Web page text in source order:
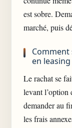
est sobre.
marché, puis
Comment
en leasing
Le rachat se
levant l’option
demander au
les frais